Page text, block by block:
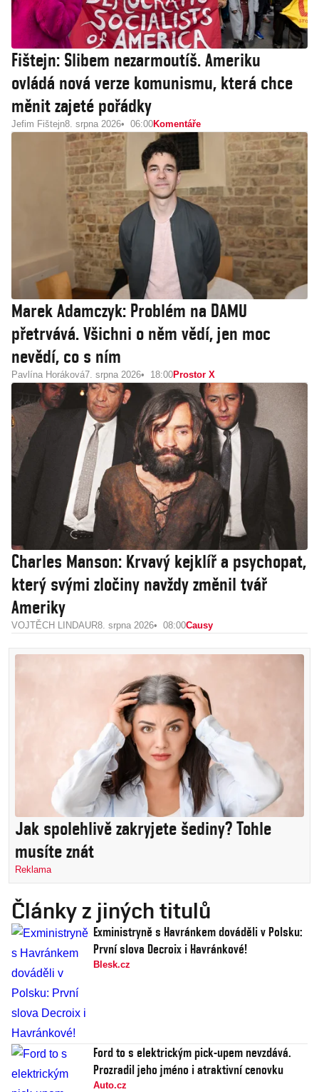
Fištejn: Slibem nezarmoutíš. Ameriku
ovládá nová verze komunismu, která chce
měnit zajeté pořádky
Jefim Fištejn8. srpna 2026 06:00Komentáře
Marek Adamczyk: Problém na DAMU
přetrvává. Všichni o něm vědí, jen moc
nevědí, co s ním
Pavlína Horáková7. srpna 2026 18:00Prostor X
Charles Manson: Krvavý kejklíř a psychopat,
který svými zločiny navždy změnil tvář
Ameriky
VOJTĚCH LINDAUR8. srpna 2026 08:00Causy
Jak spolehlivě zakryjete šediny? Tohle
musíte znát
Reklama
Články z jiných titulů
Exministryně s Havránkem dováděli v Polsku:
První slova Decroix i Havránkové!
Blesk.cz
Ford to s elektrickým pick-upem nevzdává.
Prozradil jeho jméno i atraktivní cenovku
Auto.cz